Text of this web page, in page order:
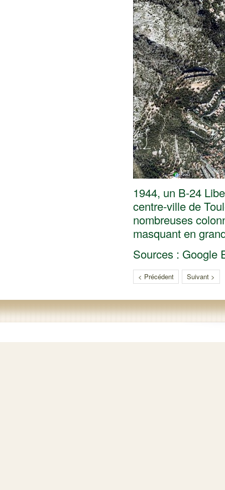
1944, un B-24
centre-ville de
nombreuses
masquant en
Sources : Google
< Précédent Suivant >